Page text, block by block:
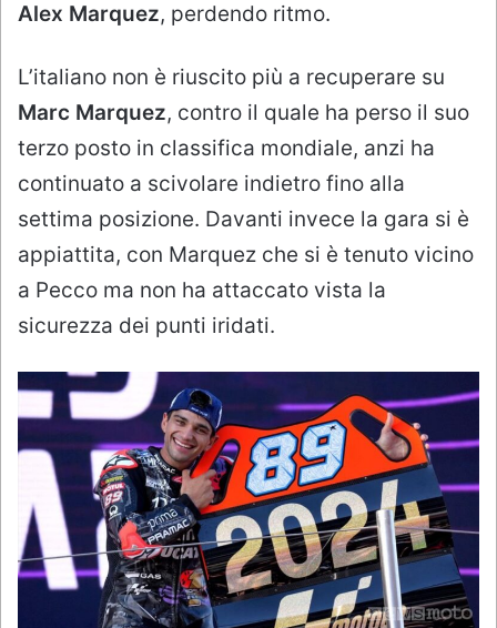
Alex Marquez, perdendo ritmo.
L’italiano non è riuscito più a recuperare su
Marc Marquez, contro il quale ha perso il suo
terzo posto in classifica mondiale, anzi ha
continuato a scivolare indietro fino alla
settima posizione. Davanti invece la gara si è
appiattita, con Marquez che si è tenuto vicino
a Pecco ma non ha attaccato vista la
sicurezza dei punti iridati.